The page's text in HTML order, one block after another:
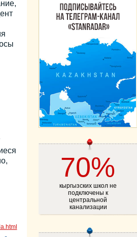
70%
кыргызских школ не
подключены к
центральной
канализации